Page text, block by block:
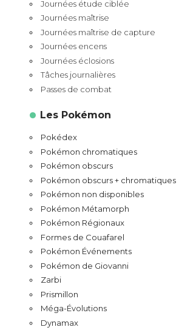
Journées étude ciblée
Journées maîtrise
Journées maîtrise de capture
Journées encens
Journées éclosions
Tâches journalières
Passes de combat
Les Pokémon
Pokédex
Pokémon chromatiques
Pokémon obscurs
Pokémon obscurs + chromatiques
Pokémon non disponibles
Pokémon Métamorph
Pokémon Régionaux
Formes de Couafarel
Pokémon Événements
Pokémon de Giovanni
Zarbi
Prismillon
Méga-Évolutions
Dynamax